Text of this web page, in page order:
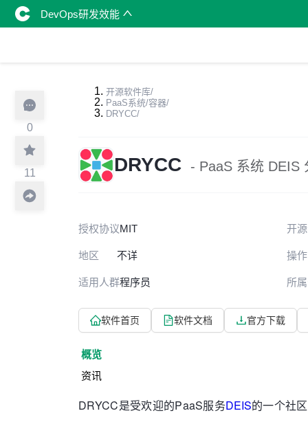
DevOps研发效能
0
11
开源软件库/
PaaS系统/容器/
DRYCC/
DRYCC - PaaS 系统 DEIS
授权协议MIT 开
地区 不详 操
适用人群程序员 所
软件首页 软件文档 官方下载
概览
资讯
DRYCC是受欢迎的PaaS服务DEIS的一个社